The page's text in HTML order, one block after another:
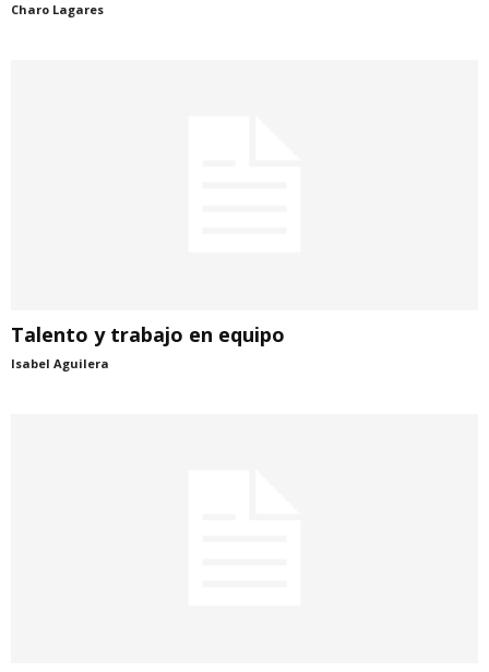
Charo Lagares
Talento y trabajo en equipo
Isabel Aguilera